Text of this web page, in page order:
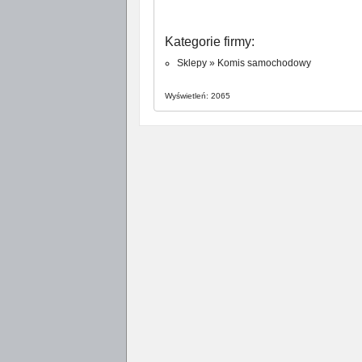
Kategorie firmy:
Sklepy » Komis samochodowy
Wyświetleń: 2065